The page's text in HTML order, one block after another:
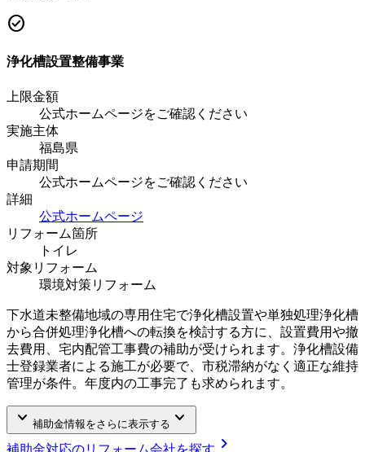
check_circle
浄化槽設置整備事業
上限金額
公式ホームページをご確認ください
実施主体
福島県
申請期間
公式ホームページをご確認ください
詳細
公式ホームページ
リフォーム箇所
トイレ
対象リフォーム
環境対策リフォーム
下水道未整備地域の専用住宅で浄化槽設置や単独処理浄化槽
から合併処理浄化槽への転換を検討する方に、設置費用や撤
去費用、宅内配管工事費の補助が受けられます。浄化槽設備
士登録業者による施工が必要で、市税滞納がなく適正な維持
管理が条件。年度内の工事完了も求められます。
keyboard_arrow_down 補助金情報をさらに表示する keyboard_arrow_down
補助金対応のリフォーム会社を探す chevron_right